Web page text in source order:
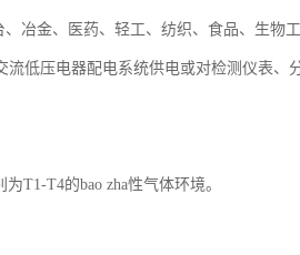
冶金、医药、轻工、纺织、食品、生物
流低压电器配电系统供电或对检测仪表
T1-T4的bao zha性气体环境。